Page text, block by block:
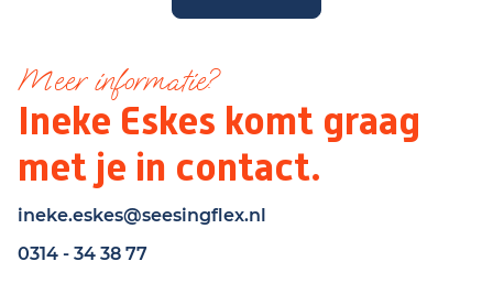
Meer informatie?
Ineke Eskes komt graag
met je in contact.
ineke.eskes@seesingflex.nl
0314 - 34 38 77